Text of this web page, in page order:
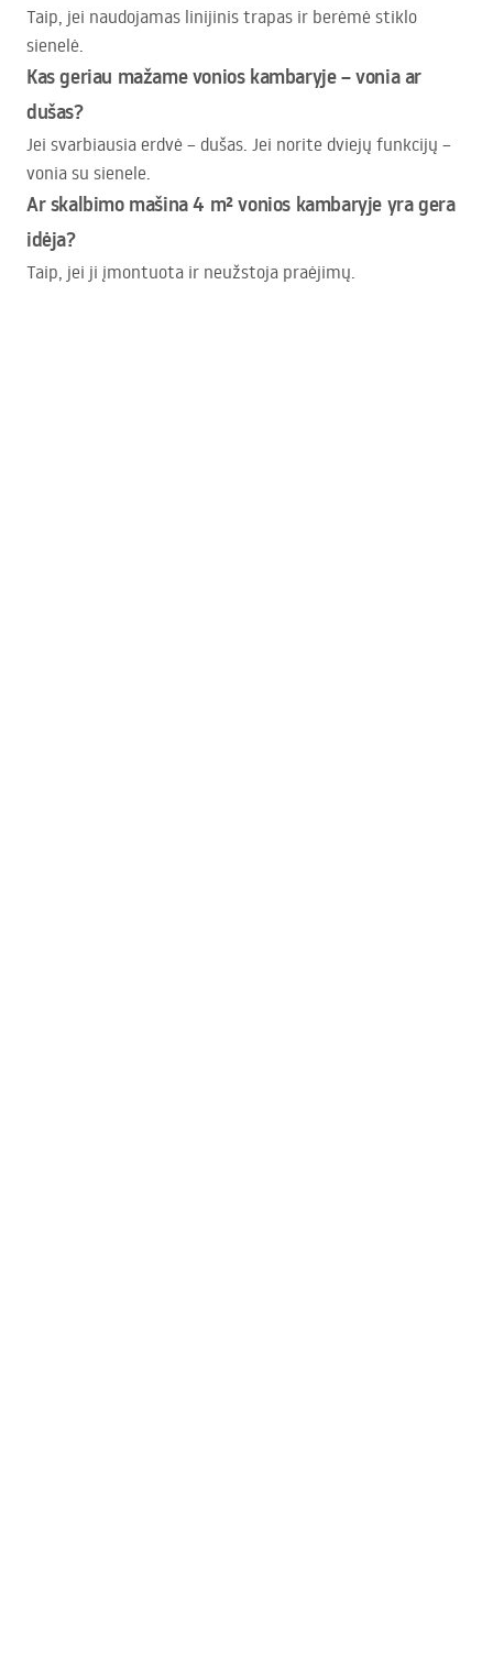
Taip, jei naudojamas linijinis trapas ir berėmė stiklo
sienelė.
Kas geriau mažame vonios kambaryje – vonia ar
dušas?
Jei svarbiausia erdvė – dušas. Jei norite dviejų funkcijų –
vonia su sienele.
Ar skalbimo mašina 4 m² vonios kambaryje yra gera
idėja?
Taip, jei ji įmontuota ir neužstoja praėjimų.